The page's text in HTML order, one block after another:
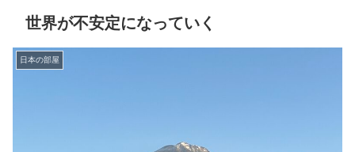
世界が不安定になっていく
日本の部屋